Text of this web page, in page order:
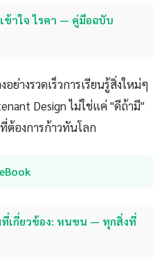
ข้าใจ ไรคา — คู่มือฉบับ
ย่างรวดเร็วการเรียนรู้สิ่งใหม่ๆ
Design ไม่ใช่แค่ "ดีถ้ามี"
องการก้าวทันโลก
เกี่ยวข้อง: หนขน — ทุกสิ่งที่